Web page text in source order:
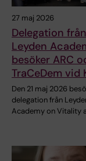
27 maj 2026
Delegation från
Leyden
besöker ARC
TraCeDem vid
Den 21 maj 2026
delegation från
Academy on Vitality